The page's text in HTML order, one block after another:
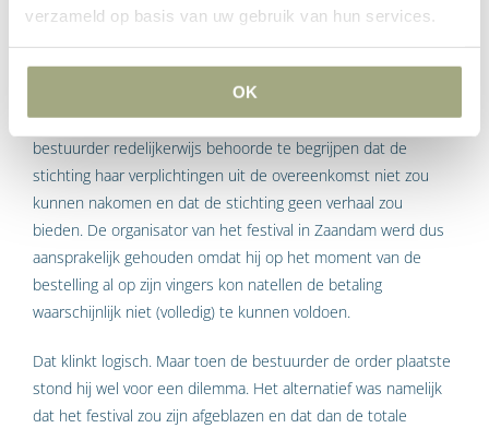
verzameld op basis van uw gebruik van hun services.
OK
Ook was de weersverwachting niet veel beter dan uiteindelijk
was opgericht met het oog op het eenmalige festival en dat
de stichting nadien geen substantiële nieuwe activiteiten zou
ontplooien brengt het hof tot het oordeel dat de
bestuurder redelijkerwijs behoorde te begrijpen dat de
stichting haar verplichtingen uit de overeenkomst niet zou
kunnen nakomen en dat de stichting geen verhaal zou
bieden. De organisator van het festival in Zaandam werd dus
aansprakelijk gehouden omdat hij op het moment van de
bestelling al op zijn vingers kon natellen de betaling
waarschijnlijk niet (volledig) te kunnen voldoen.
Dat klinkt logisch. Maar toen de bestuurder de order plaatste
stond hij wel voor een dilemma. Het alternatief was namelijk
dat het festival zou zijn afgeblazen en dat dan de totale